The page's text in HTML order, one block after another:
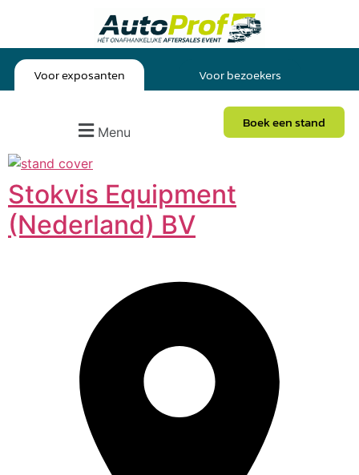
Voor exposanten Voor bezoekers
Menu
Boek een stand
Stokvis Equipment
(Nederland) BV